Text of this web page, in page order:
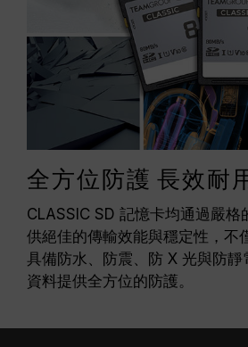
全方位防護 長效耐
CLASSIC SD 記憶卡均通過嚴格
供絕佳的傳輸效能與穩定性，不
具備防水、防震、防 X 光與防靜
資料提供全方位的防護。